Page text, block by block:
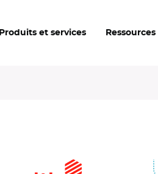
Produits et services Ressources